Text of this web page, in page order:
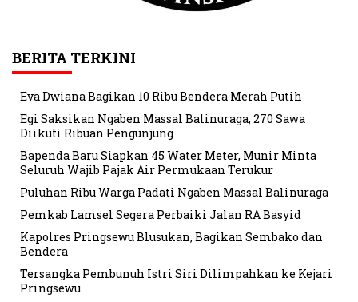
BERITA TERKINI
Eva Dwiana Bagikan 10 Ribu Bendera Merah Putih
Egi Saksikan Ngaben Massal Balinuraga, 270 Sawa
Diikuti Ribuan Pengunjung
Bapenda Baru Siapkan 45 Water Meter, Munir Minta
Seluruh Wajib Pajak Air Permukaan Terukur
Puluhan Ribu Warga Padati Ngaben Massal Balinuraga
Pemkab Lamsel Segera Perbaiki Jalan RA Basyid
Kapolres Pringsewu Blusukan, Bagikan Sembako dan
Bendera
Tersangka Pembunuh Istri Siri Dilimpahkan ke Kejari
Pringsewu